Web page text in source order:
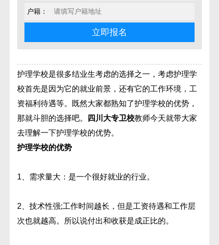
户籍：
护理学校是很多结业生考虑的选择之一，考虑护理学
校首先是因为它的就业前景，还有它的工作环境，工
资福利待遇等。既然大家都熟知了护理学校的优势，
那就斗胆的选择吧。
四川大专卫校教师今天就带大家
去理解一下护理学校的优势。
护理学校的优势
1、需求量大：是一个很好就业的行业。
2、技术性强;工作时间越长，但是工资待遇和工作层
次也就越高。所以说付出和收获是成正比的。